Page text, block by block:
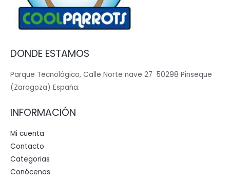
DONDE ESTAMOS
Parque Tecnológico, Calle Norte nave 27 50298 Pinseque
(Zaragoza) España.
INFORMACIÓN
Mi cuenta
Contacto
Categorias
Conócenos